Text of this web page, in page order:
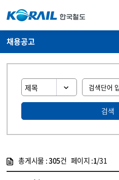
채용공고
검색
총게시물 :305건 페이지 :1/31